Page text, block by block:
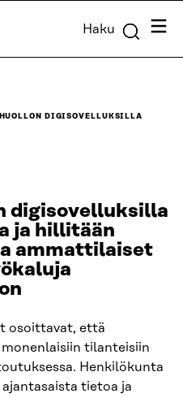
Haku
DIGISOVELLUKSILLA
digisovelluksilla
ja hillitään
ammattilaiset
osoittavat, että
tilanteisiin
Henkilökunta
tietoa ja